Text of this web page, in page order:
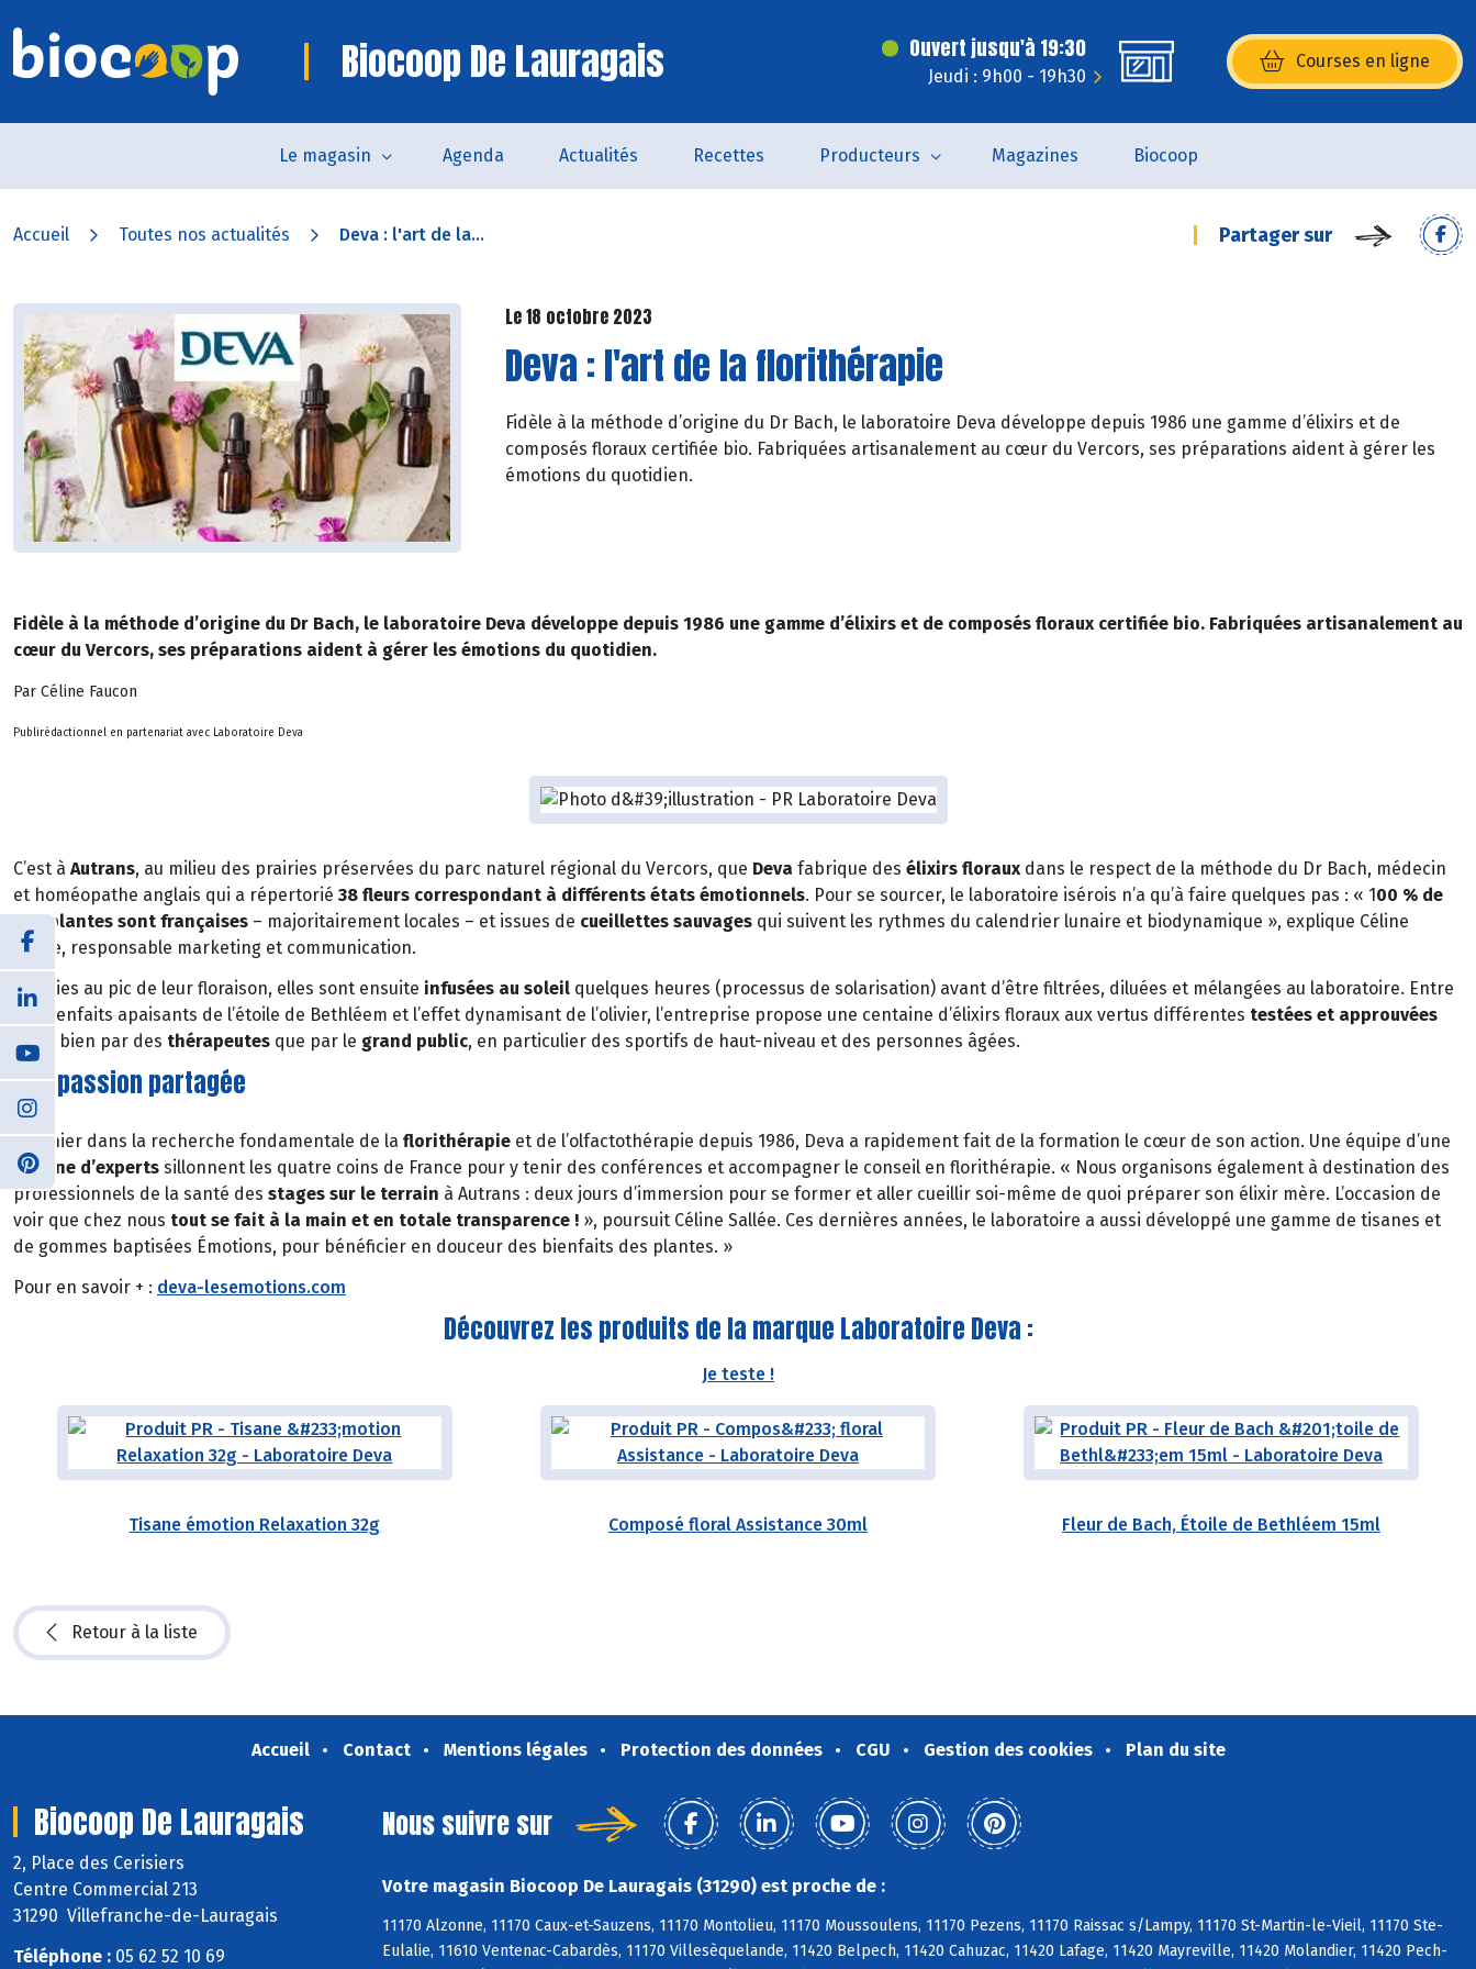
Biocoop De Lauragais Ouvert jusqu'à 19:30
Jeudi : 9h00 - 19h30
Courses en ligne
(s’ouvre dans une nouvelle
Le magasin Agenda Actualités Recettes Producteurs Magazines Biocoop
Accueil Toutes nos actualités Deva : l'art de la... Partager sur
Le 18 octobre 2023
Deva : l'art de la florithérapie
Fidèle à la méthode d’origine du Dr Bach, le laboratoire Deva développe depuis 1986 une gamme d’élixirs et de
composés floraux certifiée bio. Fabriquées artisanalement au cœur du Vercors, ses préparations aident à gérer les
émotions du quotidien.
Fidèle à la méthode d’origine du Dr Bach, le laboratoire Deva développe depuis 1986 une gamme d’élixirs et de composés floraux certifiée bio. Fabriquées artisanalement au
cœur du Vercors, ses préparations aident à gérer les émotions du quotidien.
Par Céline Faucon
Publirédactionnel en partenariat avec Laboratoire Deva
C’est à Autrans, au milieu des prairies préservées du parc naturel régional du Vercors, que Deva fabrique des élixirs florauxdans le respect de la méthode du Dr Bach, médecin
et homéopathe anglais qui a répertorié 38 fleurs correspondant à différents états émotionnels. Pour se sourcer, le laboratoire isérois n’a qu’à faire quelques pas : « 100 % de
nos plantes sont françaises – majoritairement locales – et issues de cueillettes sauvages qui suivent les rythmes du calendrier lunaire et biodynamique », explique Céline
Sallée, responsable marketing et communication.
Cueillies au pic de leur floraison, elles sont ensuite infusées au soleil quelques heures (processus de solarisation) avant d’être filtrées, diluées et mélangées au laboratoire. Entre
les bienfaits apaisants de l’étoile de Bethléem et l’effet dynamisant de l’olivier, l’entreprise propose une centaine d’élixirs floraux aux vertus différentes testées et approuvées
aussi bien par des thérapeutes que par le grand public, en particulier des sportifs de haut-niveau et des personnes âgées.
Une passion partagée
Pionnier dans la recherche fondamentale de la florithérapie et de l’olfactothérapie depuis 1986, Deva a rapidement fait de la formation le cœur de son action. Une équipe d’une
dizaine d’experts sillonnent les quatre coins de France pour y tenir des conférences et accompagner le conseil en florithérapie. « Nous organisons également à destination des
professionnels de la santé des stages sur le terrain à Autrans : deux jours d’immersion pour se former et aller cueillir soi-même de quoi préparer son élixir mère. L’occasion de
voir que chez nous tout se fait à la main et en totale transparence ! », poursuit Céline Sallée. Ces dernières années, le laboratoire a aussi développé une gamme de tisanes et
de gommes baptisées Émotions, pour bénéficier en douceur des bienfaits des plantes. »
Pour en savoir + : deva-lesemotions.com
Découvrez les produits de la marque Laboratoire Deva :
Je teste !
Tisane émotion Relaxation 32g Composé floral Assistance 30ml Fleur de Bach, Étoile de Bethléem 15ml
Retour à la liste
Accueil Contact Mentions légales Protection des données CGU Gestion des cookies Plan du site
Biocoop De Lauragais
2, Place des Cerisiers
Centre Commercial 213
31290 Villefranche-de-Lauragais
Téléphone : 05 62 52 10 69
Nous suivre sur
Votre magasin Biocoop De Lauragais (31290) est proche de :
11170 Alzonne, 11170 Caux-et-Sauzens, 11170 Montolieu, 11170 Moussoulens, 11170 Pezens, 11170 Raissac s/Lampy, 11170 St-Martin-le-Vieil, 11170 Ste-
Eulalie, 11610 Ventenac-Cabardès, 11170 Villesèquelande, 11420 Belpech, 11420 Cahuzac, 11420 Lafage, 11420 Mayreville, 11420 Molandier, 11420 Pech-